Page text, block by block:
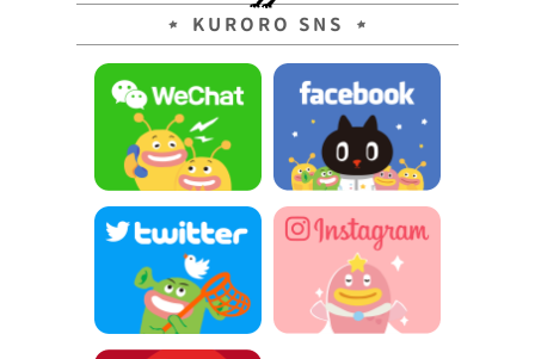
KURORO SNS